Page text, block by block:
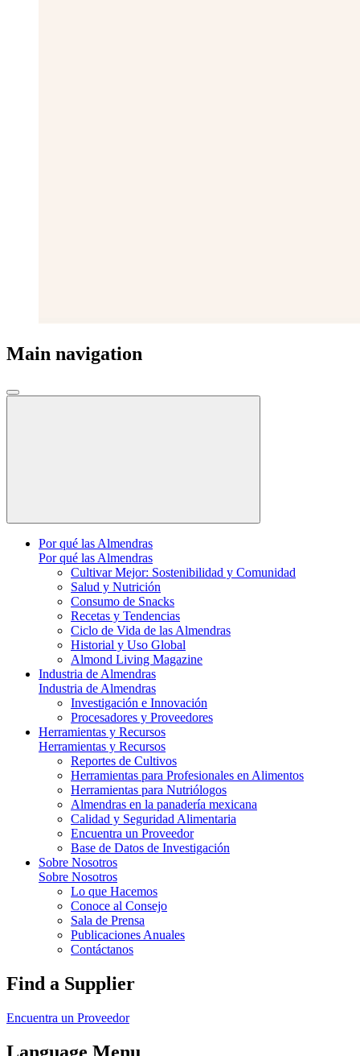
Main navigation
Por qué las Almendras
Por qué las Almendras
Cultivar Mejor: Sostenibilidad y Comunidad
Salud y Nutrición
Consumo de Snacks
Recetas y Tendencias
Ciclo de Vida de las Almendras
Historial y Uso Global
Almond Living Magazine
Industria de Almendras
Industria de Almendras
Investigación e Innovación
Procesadores y Proveedores
Herramientas y Recursos
Herramientas y Recursos
Reportes de Cultivos
Herramientas para Profesionales en Alimentos
Herramientas para Nutriólogos
Almendras en la panadería mexicana
Calidad y Seguridad Alimentaria
Encuentra un Proveedor
Base de Datos de Investigación
Sobre Nosotros
Sobre Nosotros
Lo que Hacemos
Conoce al Consejo
Sala de Prensa
Publicaciones Anuales
Contáctanos
Find a Supplier
Encuentra un Proveedor
Language Menu